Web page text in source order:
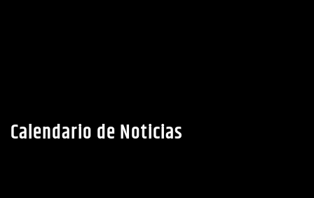
Calendario de Noticias